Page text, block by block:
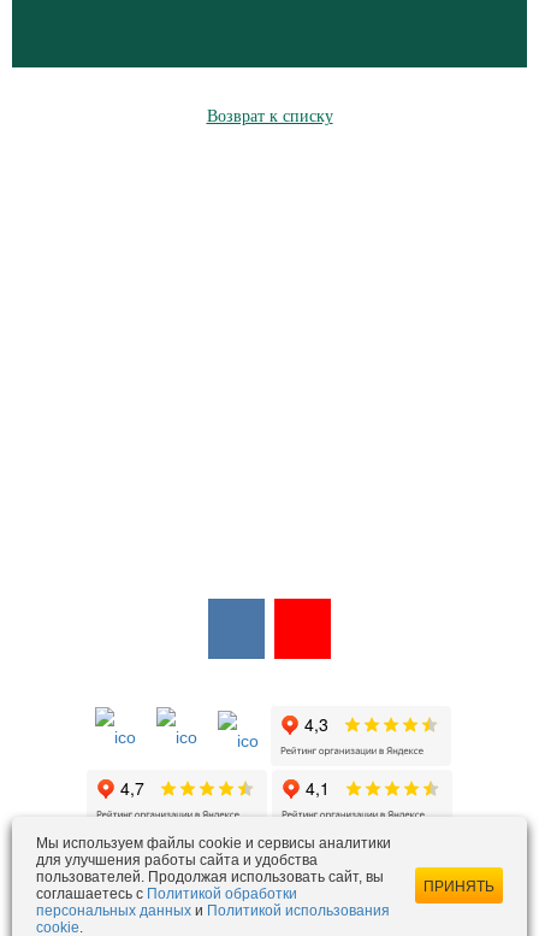
Возврат к списку
ezois@ezois-es.ru- отдел продаж
snab@ezois-es.ru- отдел комплексных поставок
office@ezois-es.ru
Мы используем файлы cookie и сервисы аналитики
для улучшения работы сайта и удобства
пользователей. Продолжая использовать сайт, вы
соглашаетесь с Политикой обработки
персональных данных и Политикой использования
cookie.
ПРИНЯТЬ